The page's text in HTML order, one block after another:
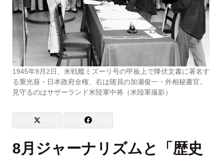
1945年9月2日、米戦艦ミズーリ号の甲板上で降伏文書に署名す
る重光葵・日本政府全権、右は随員の加瀬俊一・外相秘書官。
見守るのはサザーランド米陸軍中将（米陸軍撮影）
8月ジャーナリズムと「歴史